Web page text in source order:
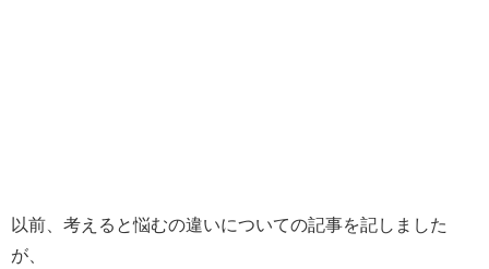
以前、 考えると悩むの違いについての記事を記しました
が、